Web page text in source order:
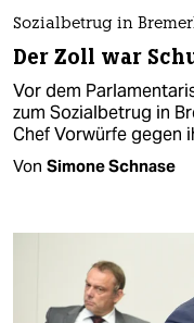
Sozialbetrug in
Der Zoll war
Vor dem
zum Sozialbetrug in
Chef Vorwürfe gegen
Von Simone Schnase